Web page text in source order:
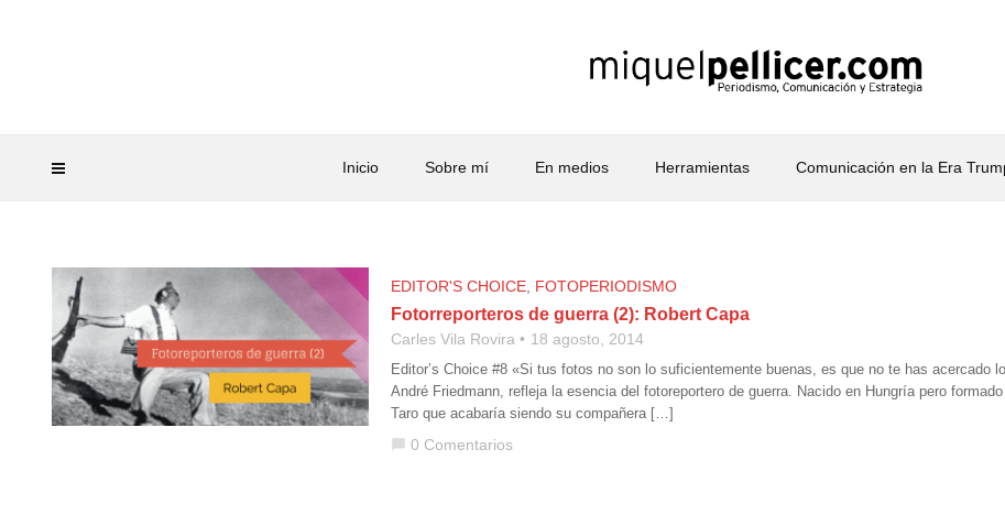
Inicio Sobre mí En medios Herramientas Comunicación en la Era
EDITOR'S CHOICE FOTOPERIODISMO
Fotorreporteros de guerra (2): Robert Capa
Carles Vila Rovira 18 agosto, 2014
Editor’s Choice #8 «Si tus fotos no son lo suficientemente buenas, es que no te has acercado
André Friedmann, refleja la esencia del fotoreportero de guerra. Nacido en Hungría pero
Taro que acabaría siendo su compañera […]
chat_bubble 0 Comentarios